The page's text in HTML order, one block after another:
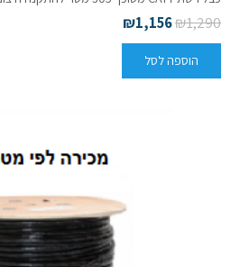
₪1,290
₪1,156
הוספה לסל